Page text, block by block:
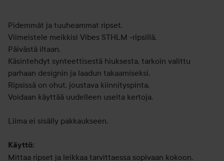
Pidemmät ja tuuheammat ripset.
Viimeistele meikkisi Vibes STHLM -ripsillä.
Päivästä iltaan.
Käsintehdyt synteettisestä hiuksesta, tarkoin valittu
parhaan designin ja laadun takaamiseksi.
Ripsissä on ohut, joustava kiinnityspinta.
Voidaan käyttää uudelleen useita kertoja.
Liima ei sisälly pakkaukseen.
Käyttö:
Mittaa ripset ja leikkaa tarvittaessa sopivaan kokoon.